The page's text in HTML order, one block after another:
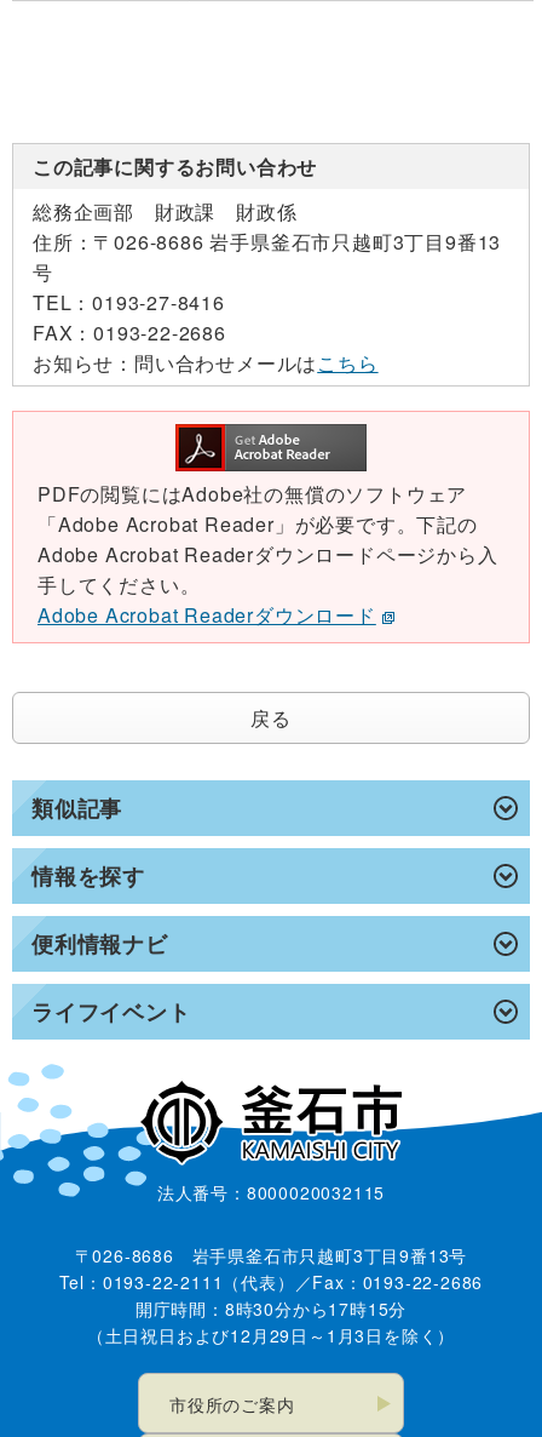
類似記事
情報を探す
便利情報ナビ
ライフイベント
この記事に関するお問い合わせ
総務企画部 財政課 財政係
住所： 〒026-8686 岩手県釜石市只越町3丁目9番13
号
TEL：0193-27-8416
FAX：0193-22-2686
お知らせ： 問い合わせメールはこちら
PDFの閲覧にはAdobe社の無償のソフトウェア
「Adobe Acrobat Reader」が必要です。下記の
Adobe Acrobat Readerダウンロードページから入
手してください。
Adobe Acrobat Readerダウンロード
戻る
法人番号：8000020032115
〒026-8686 岩手県釜石市只越町3丁目9番13号
Tel：0193-22-2111（代表）／Fax：0193-22-2686
開庁時間：8時30分から17時15分
（土日祝日および12月29日～1月3日を除く）
市役所のご案内